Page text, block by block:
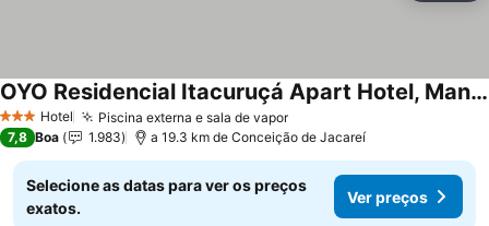
3 EstrelasHotel Piscina externa e sala de vapor
OYO Residencial Itacuruçá Apart Hotel, Mangaratiba
7,8 Boa 1.983 a 19.3 km de Conceição de Jacareí
Selecione as datas para ver os preços
exatos.
Ver preços